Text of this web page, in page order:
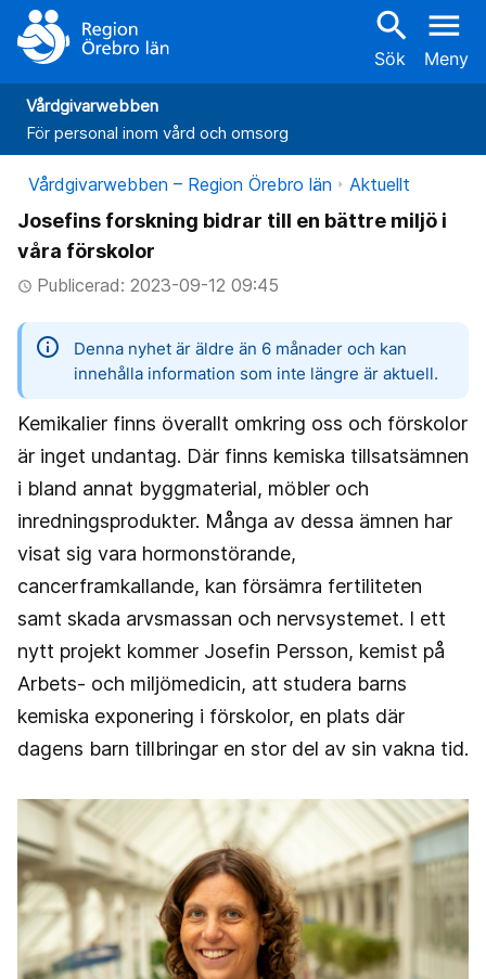
search
Sök
menu
Meny
Vårdgivarwebben
För personal inom vård och omsorg
Vårdgivarwebben – Region Örebro län Aktuellt
Josefins forskning bidrar till en bättre miljö i
våra förskolor
access_timePublicerad: 2023-09-12 09:45
information
Denna nyhet är äldre än 6 månader och kan
innehålla information som inte längre är aktuell.
Kemikalier finns överallt omkring oss och förskolor
är inget undantag. Där finns kemiska tillsatsämnen
i bland annat byggmaterial, möbler och
inredningsprodukter. Många av dessa ämnen har
visat sig vara hormonstörande,
cancerframkallande, kan försämra fertiliteten
samt skada arvsmassan och nervsystemet. I ett
nytt projekt kommer Josefin Persson, kemist på
Arbets- och miljömedicin, att studera barns
kemiska exponering i förskolor, en plats där
dagens barn tillbringar en stor del av sin vakna tid.